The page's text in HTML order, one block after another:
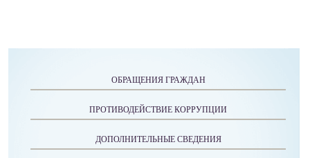
ОБРАЩЕНИЯ ГРАЖДАН
ПРОТИВОДЕЙСТВИЕ КОРРУПЦИИ
ДОПОЛНИТЕЛЬНЫЕ СВЕДЕНИЯ